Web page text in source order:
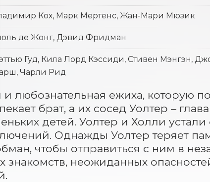
Кох, Марк Мертенс, Жан-Мари Мюзик
де Жонг, Дэвид Фридман
Гуд, Кила Лорд Кэссиди, Стивен Мэнгэн,
Чарли Рид
любознательная ежиха, которую
брат, а их сосед Уолтер –
детей. Уолтер и Холли
Однажды Уолтер теряет
чтобы отправиться с ним в
знакомств, неожиданных